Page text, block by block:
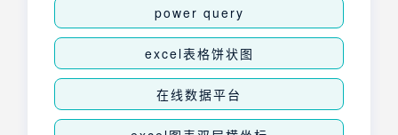
power query
excel表格饼状图
在线数据平台